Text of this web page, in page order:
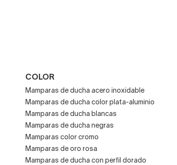
COLOR
Mamparas de ducha acero inoxidable
Mamparas de ducha color plata-aluminio
Mamparas de ducha blancas
Mamparas de ducha negras
Mamparas color cromo
Mamparas de oro rosa
Mamparas de ducha con perfil dorado